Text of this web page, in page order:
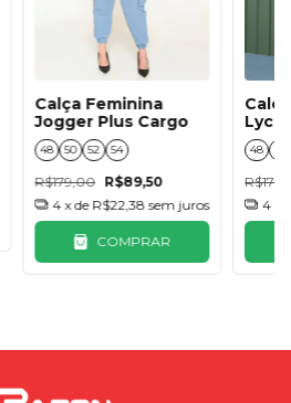
Calça Feminina
Jogger Plus Cargo
48 50 52 54
R$179,00 R$89,50
4 x de R$22,38 sem juros
COMPRAR
48
4